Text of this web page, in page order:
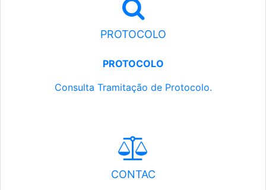
PROTOCOLO
PROTOCOLO
Consulta Tramitação de Protocolo.
CONTAC